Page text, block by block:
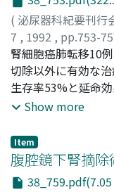
でも腫瘍摘出直後
ン投与, 急速輸血,
( 泌尿器科紀要刊行
7 , 1992 , pp.753-
後藤, 章暢;水野, 禄
松本, 修;守殿, 貞夫;
Mizuno, Yoshihito;
Arakawa, Soichi
腎細胞癌肺転移10
切除以外に有効な
生存率53%と延命
までの期間の長い
療法による観察期
必要である
Show more
Item
腹腔鏡下腎摘